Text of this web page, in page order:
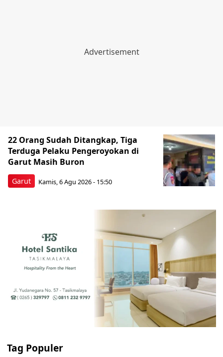
Garut
22 Orang Sudah Ditangkap, Tiga
Terduga Pelaku Pengeroyokan di
Garut Masih Buron
Kamis, 6 Agu 2026 - 15:50
Tag Populer